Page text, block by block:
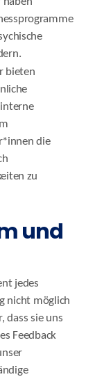
bieten
die
zu
und
jedes
nicht möglich
dass sie uns
Feedback